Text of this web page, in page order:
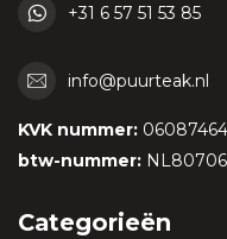
+31 6 57 51 53 85
info@puurteak.nl
KVK nummer: 06087464
btw-nummer:
Categorieën